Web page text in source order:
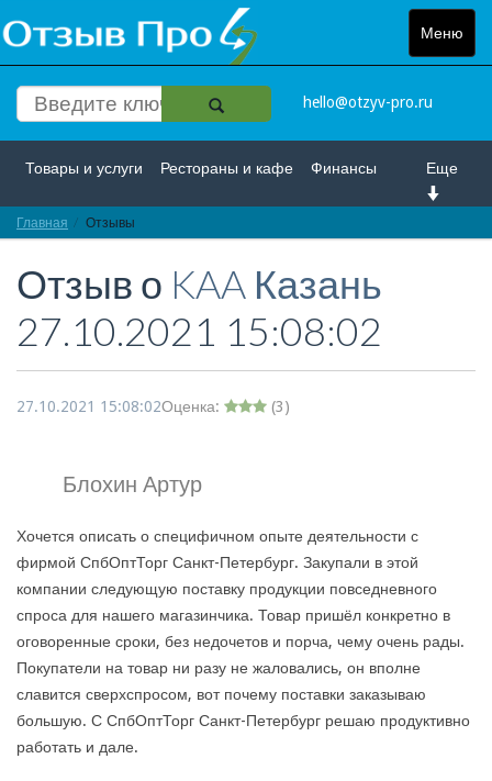
Меню
Toggle
hello@otzyv-pro.ru
Еще
Товары и услуги Рестораны и кафе Финансы
Красота и здоровье
Интернет Путешествие и отдых Транспорт
Недвижимость Работа Гос. учреждения
Главная Отзывы
Отзыв о KAA Казань
27.10.2021 15:08:02
27.10.2021 15:08:02Оценка: (3)
Блохин Артур
Хочется описать о специфичном опыте деятельности с
фирмой СпбОптТорг Санкт-Петербург. Закупали в этой
компании следующую поставку продукции повседневного
спроса для нашего магазинчика. Товар пришёл конкретно в
оговоренные сроки, без недочетов и порча, чему очень рады.
Покупатели на товар ни разу не жаловались, он вполне
славится сверхспросом, вот почему поставки заказываю
большую. С СпбОптТорг Санкт-Петербург решаю продуктивно
работать и дале.